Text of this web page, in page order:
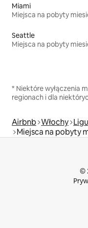
Miami
Miejsca na pobyty
Seattle
Miejsca na pobyty
* Niektóre wyłączenia
regionach i dla
Airbnb Włochy
Miejsca na pobyty
©